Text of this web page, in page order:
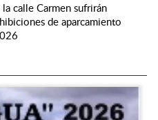
calle Carmen sufrirán
de aparcamiento